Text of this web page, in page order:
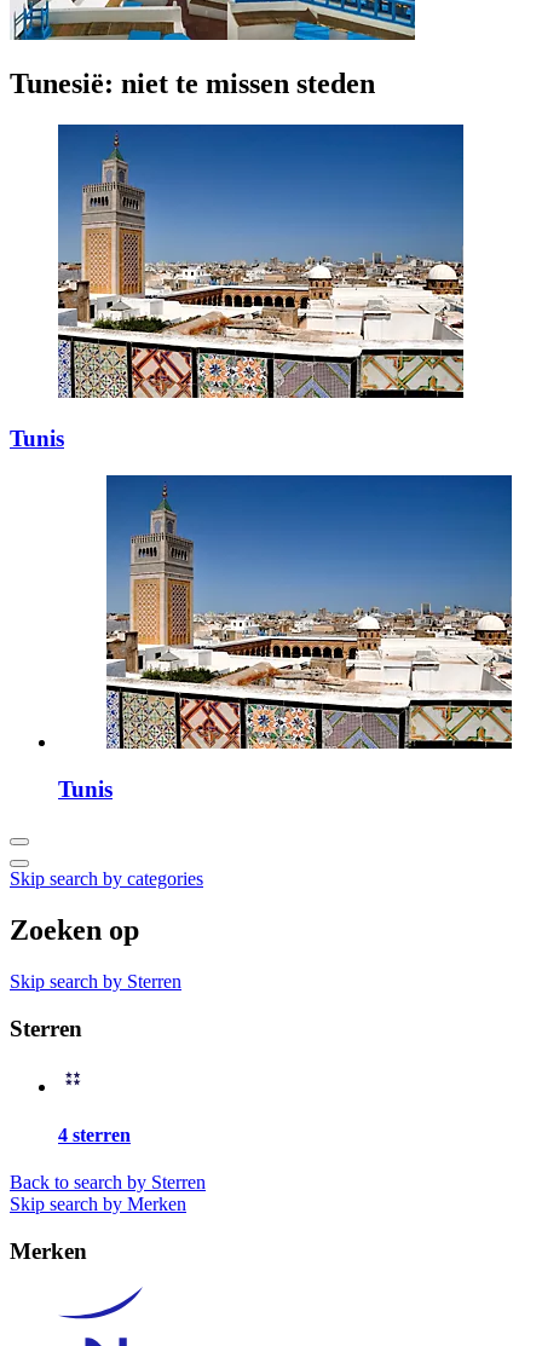
Tunesië: niet te missen steden
Tunis
Tunis
Skip search by categories
Zoeken op
Skip search by Sterren
Sterren
4 sterren
Back to search by Sterren
Skip search by Merken
Merken